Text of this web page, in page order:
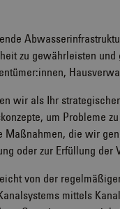
zu gewährleisten
wir als Ihr
um Probleme
Maßnahmen, die wir
oder zur Erfüllung der
von der
mittels